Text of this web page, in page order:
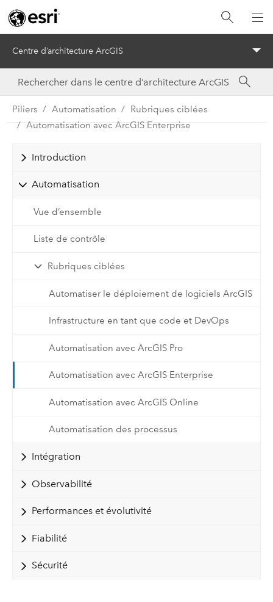
Centre d’architecture ArcGIS
Piliers Automatisation
Rubriques ciblées
Automatisation avec ArcGIS Enterprise
Introduction
Automatisation
Vue d’ensemble
Liste de contrôle
Rubriques ciblées
Automatiser le déploiement de logiciels ArcGIS
Infrastructure en tant que code et DevOps
Automatisation avec ArcGIS Pro
Automatisation avec ArcGIS Enterprise
Automatisation avec ArcGIS Online
Automatisation des processus
Intégration
Observabilité
Performances et évolutivité
Fiabilité
Sécurité